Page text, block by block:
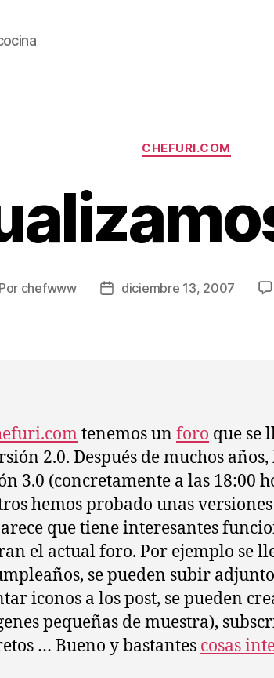
Categorías
CHEFURI.COM
Por chefwww
Fechadiciembre 13, 2007
tenemos un foro que se
2.0. Después de muchos
3.0 (concretamente a las 18:00
hemos probado unas
que tiene interesantes
el actual foro. Por ejemplo se
se pueden subir
iconos a los post, se pueden
pequeñas de muestra),
… Bueno y bastantes cosas